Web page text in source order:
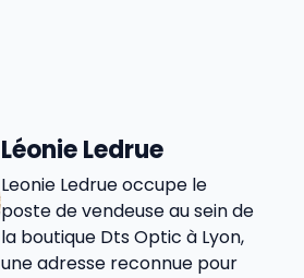
Léonie Ledrue
Leonie Ledrue occupe le
poste de vendeuse au sein de
la boutique Dts Optic à Lyon,
une adresse reconnue pour